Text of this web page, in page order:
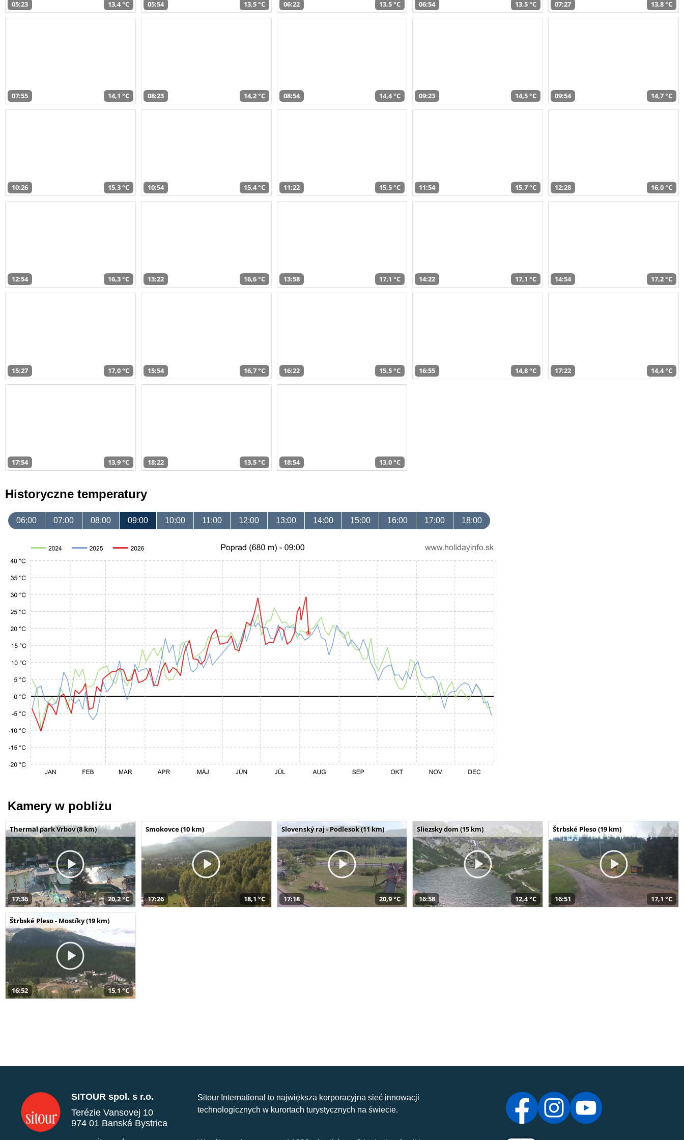
05:23 13,4 °C 05:54 13,5 °C 06:22 13,5 °C 06:54 13,5 °C 07:27 13,8 °C
07:55 14,1 °C 08:23 14,2 °C 08:54 14,4 °C 09:23 14,5 °C 09:54 14,7 °C
10:26 15,3 °C 10:54 15,4 °C 11:22 15,5 °C 11:54 15,7 °C 12:28 16,0 °C
12:54 16,3 °C 13:22 16,6 °C 13:58 17,1 °C 14:22 17,1 °C 14:54 17,2 °C
15:27 17,0 °C 15:54 16,7 °C 16:22 15,5 °C 16:55 14,8 °C 17:22 14,4 °C
17:54 13,9 °C 18:22 13,5 °C 18:54 13,0 °C
Historyczne temperatury
06:00 07:00 08:00 09:00 10:00 11:00 12:00 13:00 14:00 15:00 16:00 17:00 18:00
Kamery w pobliżu
Thermal park Vrbov (8 km)
17:36 20,2 °C
Smokovce (10 km)
17:26 18,1 °C
Slovenský raj - Podlesok (11 km)
17:18 20,9 °C
Sliezsky dom (15 km)
16:58 12,4 °C
Štrbské Pleso (19 km)
16:51 17,1 °C
Štrbské Pleso - Mostíky (19 km)
16:52 15,1 °C
SITOUR spol. s r.o.
Terézie Vansovej 10
974 01 Banská Bystrica
Sitour International to największa korporacyjna sieć innowacji
technologicznych w kurortach turystycznych na świecie.